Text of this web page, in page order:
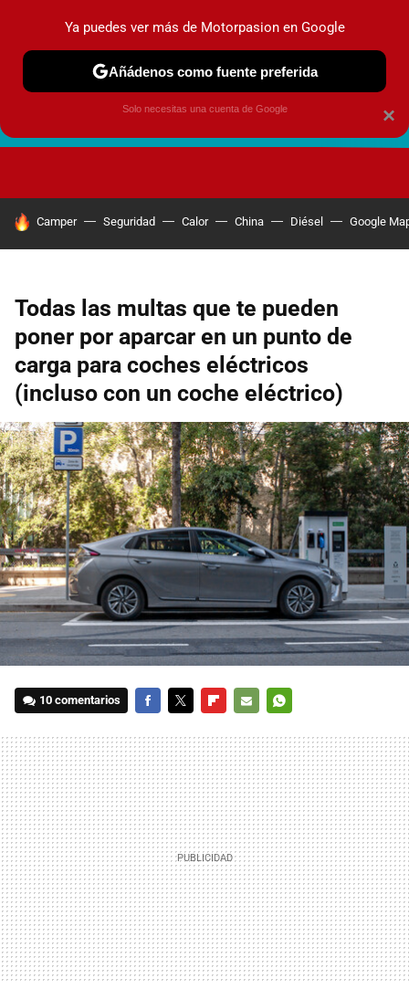
HOY SE HABLA DE
Camper Seguridad Calor China Diésel Google
Todas las multas que te pueden
poner por aparcar en un punto de
carga para coches eléctricos
(incluso con un coche eléctrico)
10 comentarios
MAIL
×
Ya puedes ver más de Motorpasion en Google
Añádenos como fuente preferida
Solo necesitas una cuenta de Google